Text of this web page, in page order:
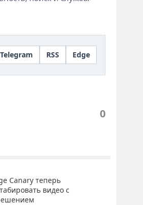
Telegram RSS Edge
0
Canary теперь
видео с